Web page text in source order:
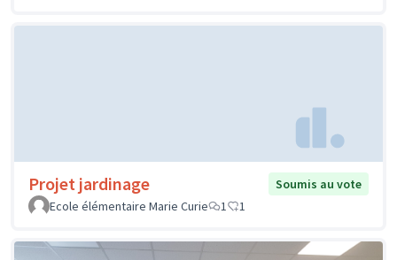
Projet jardinage
Soumis au vote
Ecole élémentaire Marie Curie
1 1